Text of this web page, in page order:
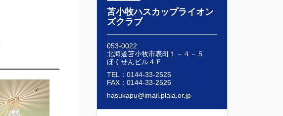
苫小牧ハスカップライオン
ズクラブ
053-0022
北海道苫小牧市表町１－４－５
ほくせんビル４Ｆ
TEL：0144-33-2525
FAX：0144-33-2526
hasukapu@imail.plala.or.jp